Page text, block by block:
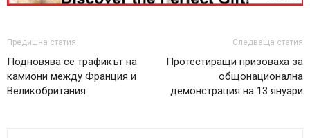
Предишна статия
Подновява се трафикът на
камиони между Франция и
Великобритания
Следваща статия
Протестиращи призоваха за
общонационална
демонстрация на 13 януари